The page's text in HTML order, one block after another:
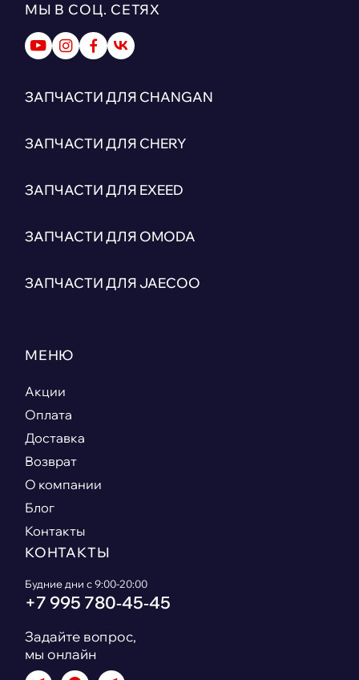
МЫ В СОЦ. СЕТЯХ
ЗАПЧАСТИ ДЛЯ CHANGAN
ЗАПЧАСТИ ДЛЯ CHERY
ЗАПЧАСТИ ДЛЯ EXEED
ЗАПЧАСТИ ДЛЯ OMODA
ЗАПЧАСТИ ДЛЯ JAECOO
МЕНЮ
Акции
Оплата
Доставка
Возврат
О компании
Блог
Контакты
КОНТАКТЫ
Будние дни с 9:00-20:00
+7 995 780‑45‑45
Задайте вопрос,
мы онлайн